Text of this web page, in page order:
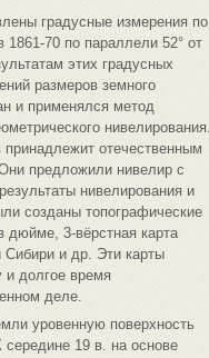
градусные измерения по
70 по параллели 52° от
этих градусных
размеров земного
и применялся метод
нивелирования.
принадлежит отечественным
предложили нивелир с
нивелирования и
созданы топографические
дюйме, 3-вёрстная карта
Сибири и др. Эти карты
и долгое время
деле.
уровенную поверхность
19 в. на основе